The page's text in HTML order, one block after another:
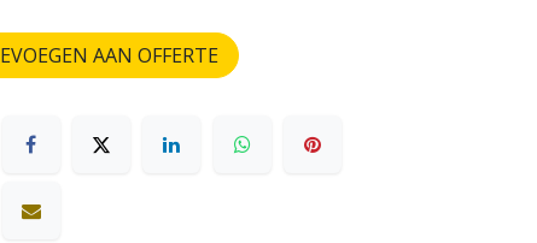
AAN OFFERTE